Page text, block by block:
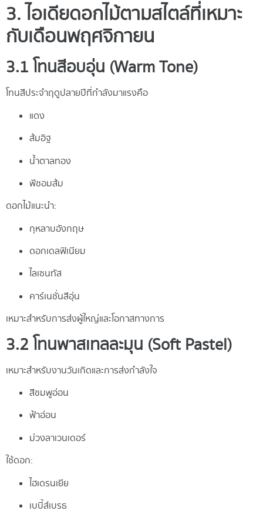
3. ไอเดียดอกไม้ตามสไตล์ที่เหมาะ
กับเดือนพฤศจิกายน
3.1 โทนสีอบอุ่น (Warm Tone)
โทนสีประจำฤดูปลายปีที่กำลังมาแรงคือ
แดง
ส้มอิฐ
น้ำตาลทอง
พีชอมส้ม
ดอกไม้แนะนำ:
กุหลาบอังกฤษ
ดอกเดลฟิเนียม
ไลเซนทัส
คาร์เนชั่นสีอุ่น
เหมาะสำหรับการส่งผู้ใหญ่และโอกาสทางการ
3.2 โทนพาสเทลละมุน (Soft Pastel)
เหมาะสำหรับงานวันเกิดและการส่งกำลังใจ
สีชมพูอ่อน
ฟ้าอ่อน
ม่วงลาเวนเดอร์
ใช้ดอก:
ไฮเดรนเยีย
เบบี้ส์เบรธ